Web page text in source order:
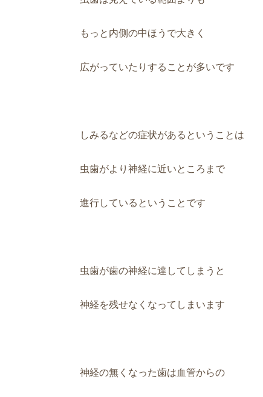
もっと内側の中ほうで大きく
広がっていたりすることが多いです
しみるなどの症状があるということは
虫歯がより神経に近いところまで
進行しているということです
虫歯が歯の神経に達してしまうと
神経を残せなくなってしまいます
神経の無くなった歯は血管からの